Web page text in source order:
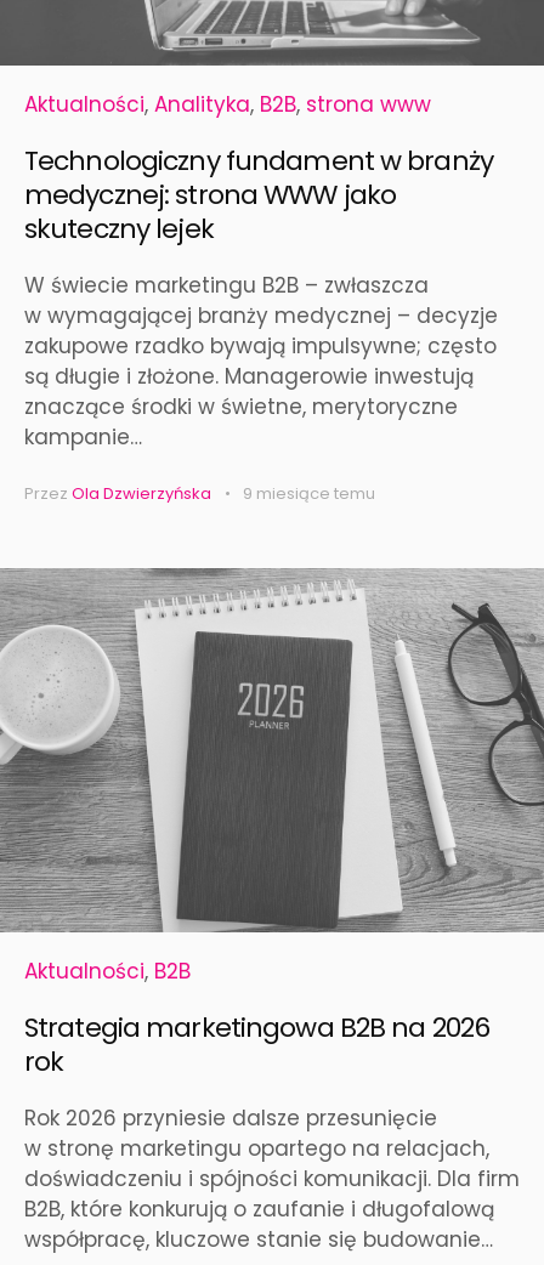
Aktualności, Analityka, B2B, strona www
Technologiczny fundament w branży
medycznej: strona WWW jako
skuteczny lejek
W świecie marketingu B2B – zwłaszcza
w wymagającej branży medycznej – decyzje
zakupowe rzadko bywają impulsywne; często
są długie i złożone. Managerowie inwestują
znaczące środki w świetne, merytoryczne
kampanie…
Przez Ola Dzwierzyńska 9 miesiące temu
Aktualności, B2B
Strategia marketingowa B2B na 2026
rok
Rok 2026 przyniesie dalsze przesunięcie
w stronę marketingu opartego na relacjach,
doświadczeniu i spójności komunikacji. Dla firm
B2B, które konkurują o zaufanie i długofalową
współpracę, kluczowe stanie się budowanie…